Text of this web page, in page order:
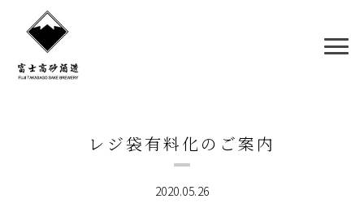
レジ袋有料化のご案内
2020.05.26